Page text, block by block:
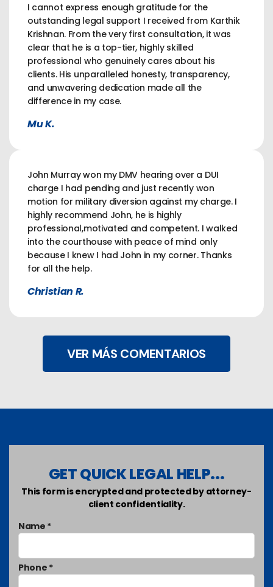
I cannot express enough gratitude for the
outstanding legal support I received from Karthik
Krishnan. From the very first consultation, it was
clear that he is a top-tier, highly skilled
professional who genuinely cares about his
clients. His unparalleled honesty, transparency,
and unwavering dedication made all the
difference in my case.
Mu K.
John Murray won my DMV hearing over a DUI
charge I had pending and just recently won
motion for military diversion against my charge. I
highly recommend John, he is highly
professional,motivated and competent. I walked
into the courthouse with peace of mind only
because I knew I had John in my corner. Thanks
for all the help.
Christian R.
VER MÁS COMENTARIOS
GET QUICK LEGAL HELP...
This form is encrypted and protected by attorney-
client confidentiality.
Name *
Phone *